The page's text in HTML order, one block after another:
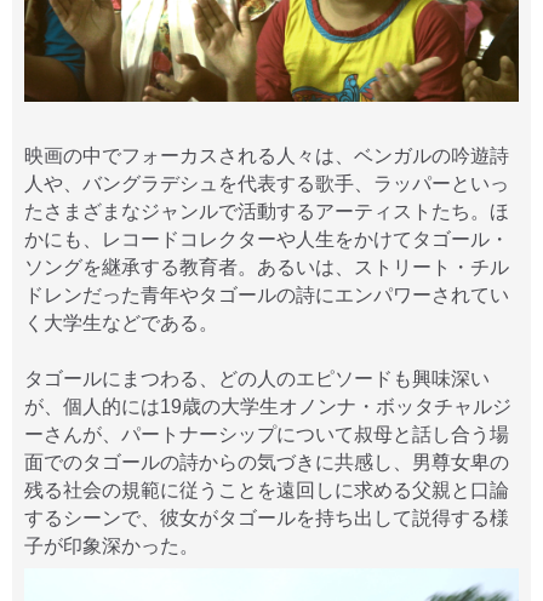
映画の中でフォーカスされる人々は、ベンガルの吟遊詩
人や、バングラデシュを代表する歌手、ラッパーといっ
たさまざまなジャンルで活動するアーティストたち。ほ
かにも、レコードコレクターや人生をかけてタゴール・
ソングを継承する教育者。あるいは、ストリート・チル
ドレンだった青年やタゴールの詩にエンパワーされてい
く大学生などである。
タゴールにまつわる、どの人のエピソードも興味深い
が、個人的には19歳の大学生オノンナ・ボッタチャルジ
ーさんが、パートナーシップについて叔母と話し合う場
面でのタゴールの詩からの気づきに共感し、男尊女卑の
残る社会の規範に従うことを遠回しに求める父親と口論
するシーンで、彼女がタゴールを持ち出して説得する様
子が印象深かった。